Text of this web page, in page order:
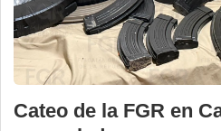
Cateo de la FGR en